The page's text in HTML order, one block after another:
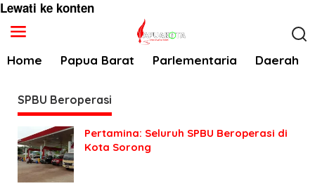
Lewati ke konten
Home Papua Barat Parlementaria Daerah
SPBU Beroperasi
Pertamina: Seluruh SPBU Beroperasi di
Kota Sorong